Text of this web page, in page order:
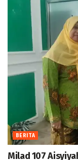
BERITA
Milad 107